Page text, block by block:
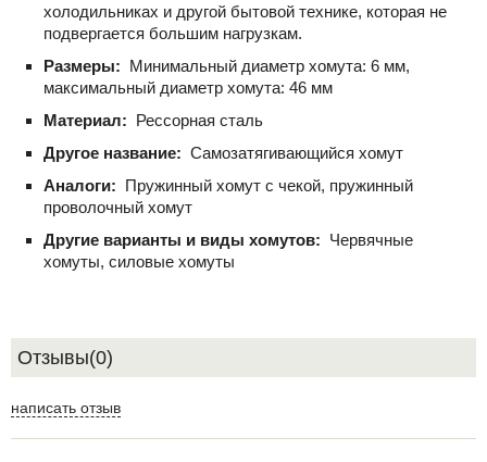
холодильниках и другой бытовой технике, которая не
подвергается большим нагрузкам.
Размеры: Минимальный диаметр хомута: 6 мм,
максимальный диаметр хомута: 46 мм
Материал: Рессорная сталь
Другое название: Самозатягивающийся хомут
Аналоги: Пружинный хомут с чекой, пружинный
проволочный хомут
Другие варианты и виды хомутов: Червячные
хомуты, силовые хомуты
Отзывы(0)
написать отзыв